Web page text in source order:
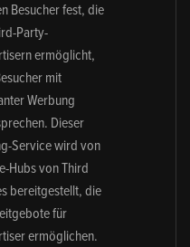
Besucher fest, die
Party-
ermöglicht,
mit
Werbung
Dieser
Service wird von
Hubs von Third
bereitgestellt, die
für
ermöglichen.